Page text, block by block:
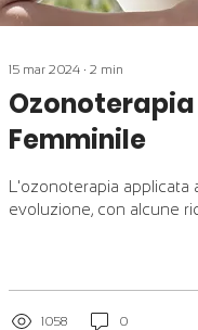
15 mar 2024 ∙ 2 min
Femminile
L'ozonoterapia applicata
evoluzione, con alcune
1058 0